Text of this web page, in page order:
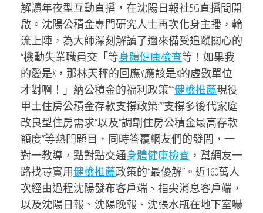
解讀年夜型互動直播，在沈陽日報社5G直播間開
啟。沈陽公積金專門研究人士再次化身主播，輪
流上陣，為大師深刻解讀了邇來備受追蹤關心的
“機動失業職員交「等身體健康檢查等！如果我
的愛是X，那林天秤的回應Y應該是X的虛數單位
才對啊！」納公積金的福利政策”“健檢推薦現役
甲士住房公積金存款支撐政策”“支撐多後代家庭
改良型住房需求”以及“調劑住房公積金最高存款
額度”等熱門題目，同時答覆網友們的發問，一
對一教導，點對點交通身體健康檢查 ，幫網友一
路找尋實用健檢推薦政策的“最優解”。近160萬人
次經由過程沈陽發布客戶端、指尖消息客戶端，
以及沈陽日報、沈陽晚報、沈張水瓶在地下室嚇